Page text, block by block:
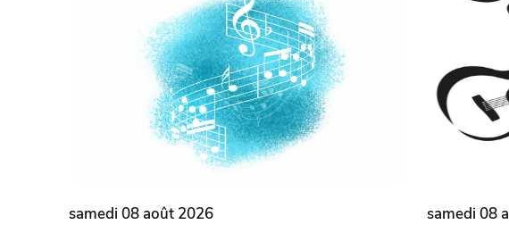
samedi 08 août 2026 samedi 08